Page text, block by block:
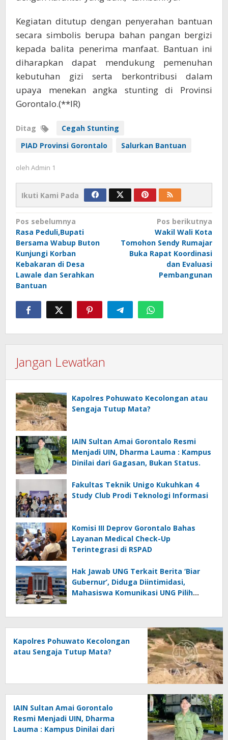
Kegiatan ditutup dengan penyerahan bantuan
secara simbolis berupa bahan pangan bergizi
kepada balita penerima manfaat. Bantuan ini
diharapkan dapat mendukung pemenuhan
kebutuhan gizi serta berkontribusi dalam
upaya menekan angka stunting di Provinsi
Gorontalo.(**IR)
Ditag
Cegah Stunting
PIAD Provinsi Gorontalo
Salurkan Bantuan
oleh Admin 1
Ikuti Kami Pada
Navigasi
pos
Pos sebelumnya
Rasa Peduli,Bupati
Bersama Wabup Buton
Kunjungi Korban
Kebakaran di Desa
Lawale dan Serahkan
Bantuan
Pos berikutnya
Wakil Wali Kota
Tomohon Sendy Rumajar
Buka Rapat Koordinasi
dan Evaluasi
Pembangunan
Jangan Lewatkan
Kapolres Pohuwato Kecolongan atau
Sengaja Tutup Mata?
IAIN Sultan Amai Gorontalo Resmi
Menjadi UIN, Dharma Lauma : Kampus
Dinilai dari Gagasan, Bukan Status.
Fakultas Teknik Unigo Kukuhkan 4
Study Club Prodi Teknologi Informasi
Komisi III Deprov Gorontalo Bahas
Layanan Medical Check-Up
Terintegrasi di RSPAD
Hak Jawab UNG Terkait Berita ‘Biar
Gubernur’, Diduga Diintimidasi,
Mahasiswa Komunikasi UNG Pilih
Kapolres Pohuwato Kecolongan
atau Sengaja Tutup Mata?
IAIN Sultan Amai Gorontalo
Resmi Menjadi UIN, Dharma
Lauma : Kampus Dinilai dari